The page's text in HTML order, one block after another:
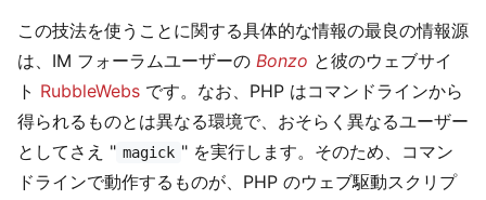
この技法を使うことに関する具体的な情報の最良の情報源
は、IM フォーラムユーザーの Bonzo と彼のウェブサイ
ト RubbleWebs です。なお、PHP はコマンドラインから
得られるものとは異なる環境で、おそらく異なるユーザー
としてさえ " magick " を実行します。そのため、コマン
ドラインで動作するものが、PHP のウェブ駆動スクリプ